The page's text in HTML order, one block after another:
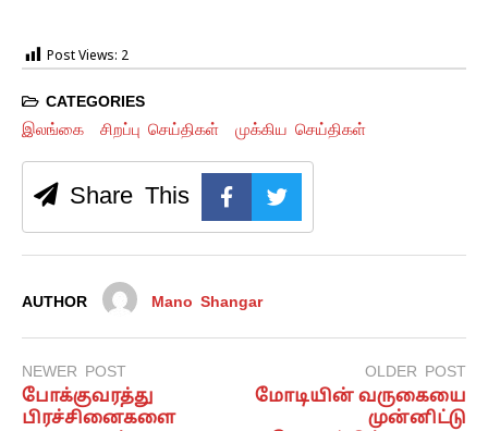
Post Views: 2
CATEGORIES
இலங்கை சிறப்பு செய்திகள் முக்கிய செய்திகள்
Share This
AUTHOR Mano Shangar
NEWER POST
போக்குவரத்து
பிரச்சினைகளை
OLDER POST
மோடியின் வருகையை
முன்னிட்டு